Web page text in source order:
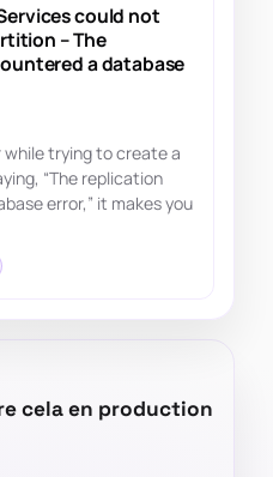
could not
– The
a database
while trying to create a
“The replication
error,” it makes you
cela en production